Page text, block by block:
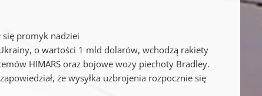
się promyk nadziei
o wartości 1 mld dolarów, wchodzą rakiety
HIMARS oraz bojowe wozy piechoty Bradley.
że wysyłka uzbrojenia rozpocznie się